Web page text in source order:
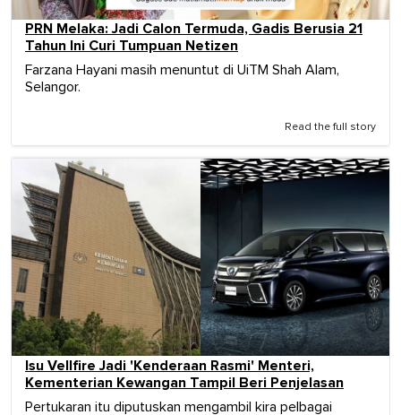
PRN Melaka: Jadi Calon Termuda, Gadis Berusia 21
Tahun Ini Curi Tumpuan Netizen
Farzana Hayani masih menuntut di UiTM Shah Alam,
Selangor.
Read the full story
Isu Vellfire Jadi 'Kenderaan Rasmi' Menteri,
Kementerian Kewangan Tampil Beri Penjelasan
Pertukaran itu diputuskan mengambil kira pelbagai